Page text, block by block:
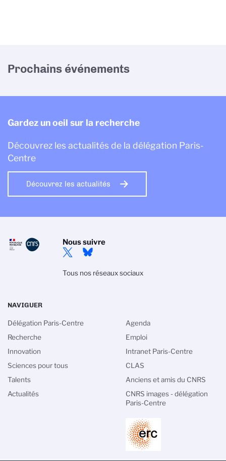
Prochains événements
Gardez un oeil sur la recherche
Découvrez les actualités de la délégation Paris-
Centre
Découvrez les actualités
Nous suivre
Tous nos réseaux sociaux
NAVIGUER
Délégation Paris-Centre
Recherche
Innovation
Sciences pour tous
Talents
Actualités
Agenda
Emploi
Intranet Paris-Centre
CLAS
Anciens et amis du CNRS
CNRS images - délégation
Paris-Centre